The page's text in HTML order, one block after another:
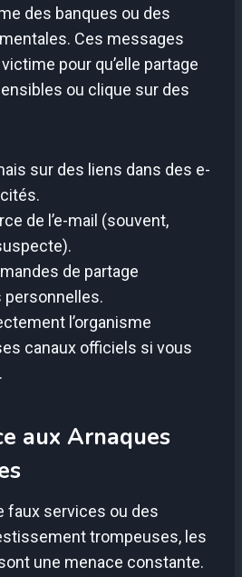
des banques ou des
Ces messages
pour qu’elle partage
ou clique sur des
sur des liens dans des e-
de l’e-mail (souvent,
de partage
personnelles.
l’organisme
canaux officiels si vous
aux Arnaques
faux services ou des
trompeuses, les
une menace constante.